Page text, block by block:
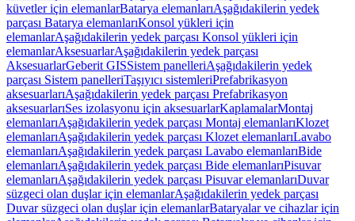
küvetler için elemanlarBatarya elemanlarıAşağıdakilerin yedek
parçası Batarya elemanlarıKonsol yükleri için
elemanlarAşağıdakilerin yedek parçası Konsol yükleri için
elemanlarAksesuarlarAşağıdakilerin yedek parçası
AksesuarlarGeberit GISSistem panelleriAşağıdakilerin yedek
parçası Sistem panelleriTaşıyıcı sistemleriPrefabrikasyon
aksesuarlarıAşağıdakilerin yedek parçası Prefabrikasyon
aksesuarlarıSes izolasyonu için aksesuarlarKaplamalarMontaj
elemanlarıAşağıdakilerin yedek parçası Montaj elemanlarıKlozet
elemanlarıAşağıdakilerin yedek parçası Klozet elemanlarıLavabo
elemanlarıAşağıdakilerin yedek parçası Lavabo elemanlarıBide
elemanlarıAşağıdakilerin yedek parçası Bide elemanlarıPisuvar
elemanlarıAşağıdakilerin yedek parçası Pisuvar elemanlarıDuvar
süzgeci olan duşlar için elemanlarAşağıdakilerin yedek parçası
Duvar süzgeci olan duşlar için elemanlarBataryalar ve cihazlar için